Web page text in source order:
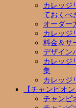
カレッジ
ておくべ
オーダー
カレッジ
料金＆サ
デザイ
カレッジ
集
カレッジ
【チャンピオン
チャンピ